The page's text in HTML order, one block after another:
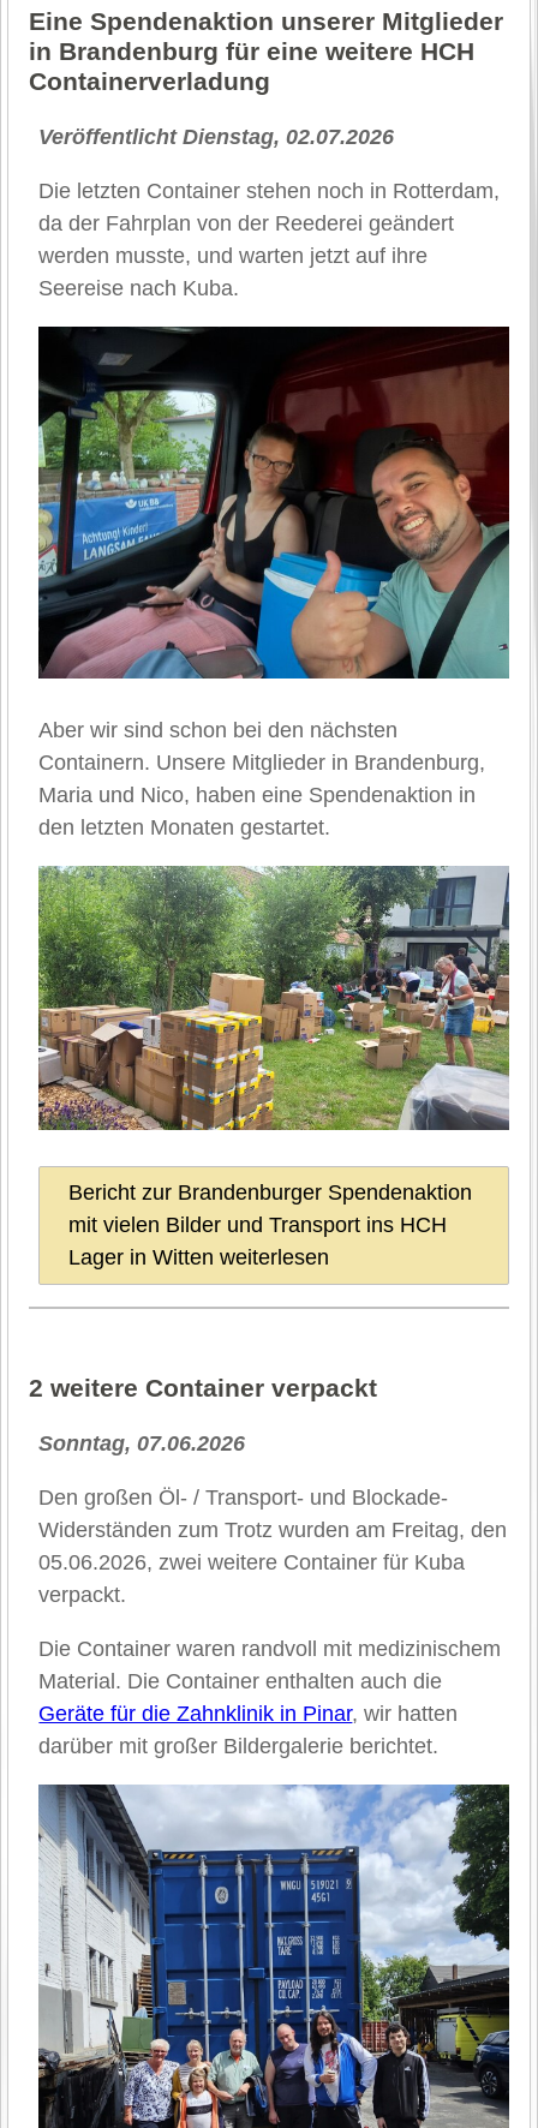
Eine Spendenaktion unserer Mitglieder
in Brandenburg für eine weitere HCH
Containerverladung
Veröffentlicht Dienstag, 02.07.2026
Die letzten Container stehen noch in Rotterdam,
da der Fahrplan von der Reederei geändert
werden musste, und warten jetzt auf ihre
Seereise nach Kuba.
Aber wir sind schon bei den nächsten
Containern. Unsere Mitglieder in Brandenburg,
Maria und Nico, haben eine Spendenaktion in
den letzten Monaten gestartet.
Bericht zur Brandenburger Spendenaktion
mit vielen Bilder und Transport ins HCH
Lager in Witten weiterlesen
2 weitere Container verpackt
Sonntag, 07.06.2026
Den großen Öl- / Transport- und Blockade-
Widerständen zum Trotz wurden am Freitag, den
05.06.2026, zwei weitere Container für Kuba
verpackt.
Die Container waren randvoll mit medizinischem
Material. Die Container enthalten auch die
Geräte für die Zahnklinik in Pinar, wir hatten
darüber mit großer Bildergalerie berichtet.